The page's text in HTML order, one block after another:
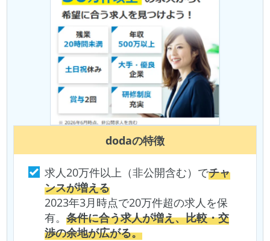
dodaの特徴
求人20万件以上（非公開含む）でチャ
ンスが増える
2023年3月時点で20万件超の求人を保
有。条件に合う求人が増え、比較・交
渉の余地が広がる。